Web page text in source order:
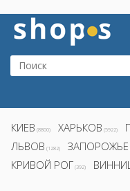
КИЕВ (8800) ХАРЬКОВ (5922)
ЛЬВОВ (1282) ЗАПОРОЖЬЕ
КРИВОЙ РОГ (392)